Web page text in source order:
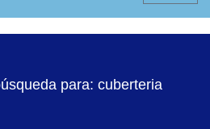
para: cuberteria